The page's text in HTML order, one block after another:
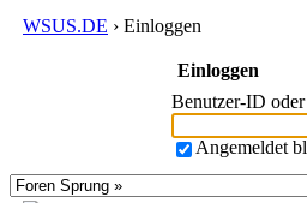
WSUS.DE › Einloggen
Einloggen
Benutzer-ID
Angemeldet